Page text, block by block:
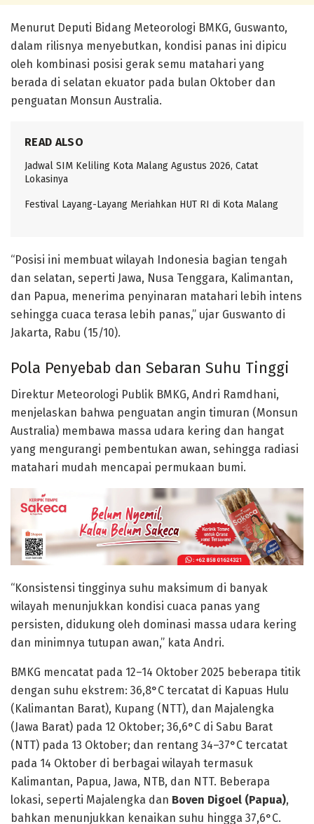
Menurut Deputi Bidang Meteorologi BMKG, Guswanto,
dalam rilisnya menyebutkan, kondisi panas ini dipicu
oleh kombinasi posisi gerak semu matahari yang
berada di selatan ekuator pada bulan Oktober dan
penguatan Monsun Australia.
READ ALSO
Jadwal SIM Keliling Kota Malang Agustus 2026, Catat
Lokasinya
Festival Layang-Layang Meriahkan HUT RI di Kota Malang
“Posisi ini membuat wilayah Indonesia bagian tengah
dan selatan, seperti Jawa, Nusa Tenggara, Kalimantan,
dan Papua, menerima penyinaran matahari lebih intens
sehingga cuaca terasa lebih panas,” ujar Guswanto di
Jakarta, Rabu (15/10).
Pola Penyebab dan Sebaran Suhu Tinggi
Direktur Meteorologi Publik BMKG, Andri Ramdhani,
menjelaskan bahwa penguatan angin timuran (Monsun
Australia) membawa massa udara kering dan hangat
yang mengurangi pembentukan awan, sehingga radiasi
matahari mudah mencapai permukaan bumi.
“Konsistensi tingginya suhu maksimum di banyak
wilayah menunjukkan kondisi cuaca panas yang
persisten, didukung oleh dominasi massa udara kering
dan minimnya tutupan awan,” kata Andri.
BMKG mencatat pada 12–14 Oktober 2025 beberapa titik
dengan suhu ekstrem: 36,8°C tercatat di Kapuas Hulu
(Kalimantan Barat), Kupang (NTT), dan Majalengka
(Jawa Barat) pada 12 Oktober; 36,6°C di Sabu Barat
(NTT) pada 13 Oktober; dan rentang 34–37°C tercatat
pada 14 Oktober di berbagai wilayah termasuk
Kalimantan, Papua, Jawa, NTB, dan NTT. Beberapa
lokasi, seperti Majalengka dan Boven Digoel (Papua),
bahkan menunjukkan kenaikan suhu hingga 37,6°C.